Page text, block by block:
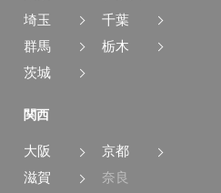
埼玉
千葉
群馬
栃木
茨城
関西
大阪
京都
滋賀
奈良